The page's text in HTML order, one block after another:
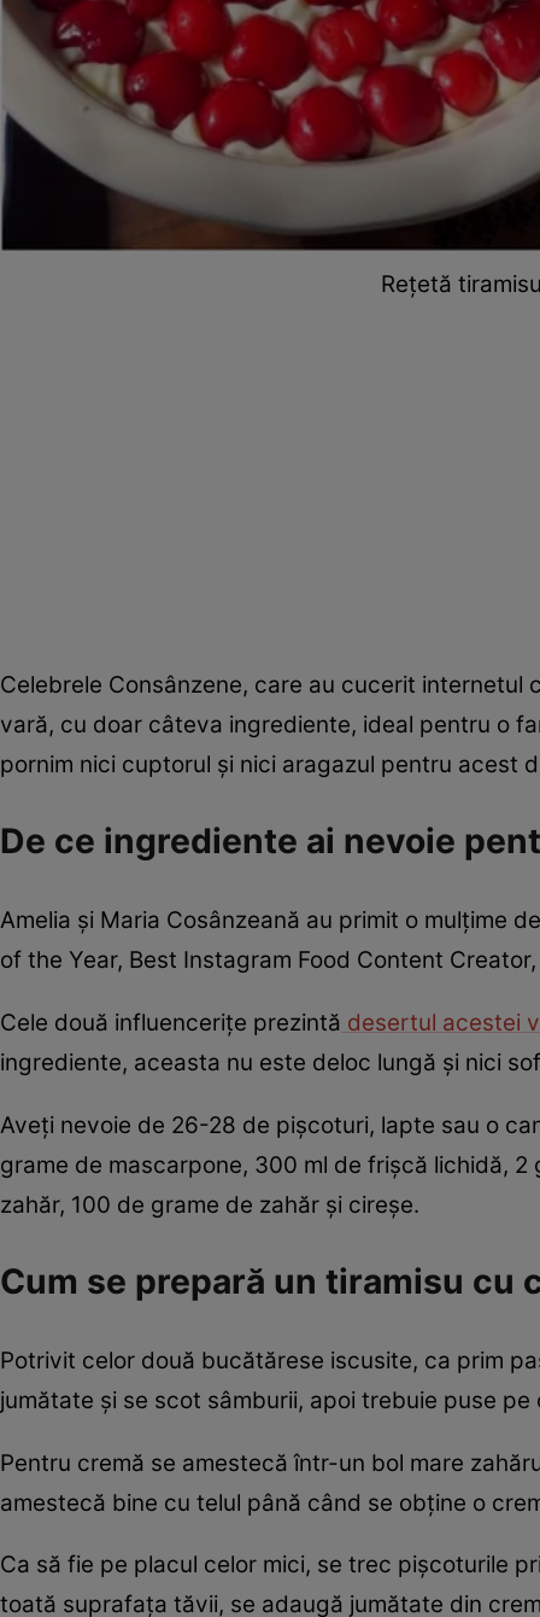
Rețetă
Celebrele Consânzene, care au cucerit
vară, cu doar câteva ingrediente, ideal pentru o
pornim nici cuptorul și nici aragazul pentru acest
De ce ingrediente ai nevoie
Amelia și Maria Cosânzeană au primit o mulțime
of the Year, Best Instagram Food Content
Cele două influencerițe prezintă desertul acestei
ingrediente, aceasta nu este deloc lungă și nici
Aveți nevoie de 26-28 de pișcoturi, lapte sau o
grame de mascarpone, 300 ml de frișcă lichidă,
zahăr, 100 de grame de zahăr și cireșe.
Cum se prepară un tiramisu cu
Potrivit celor două bucătărese iscusite, ca prim
jumătate și se scot sâmburii, apoi trebuie puse
Pentru cremă se amestecă într-un bol mare
amestecă bine cu telul până când se obține o
Ca să fie pe placul celor mici, se trec pișcoturile
toată suprafața tăvii, se adaugă jumătate din